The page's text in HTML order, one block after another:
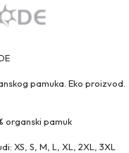
pamuka. Eko proizvod.
organski pamuk
XS, S, M, L, XL, 2XL, 3XL